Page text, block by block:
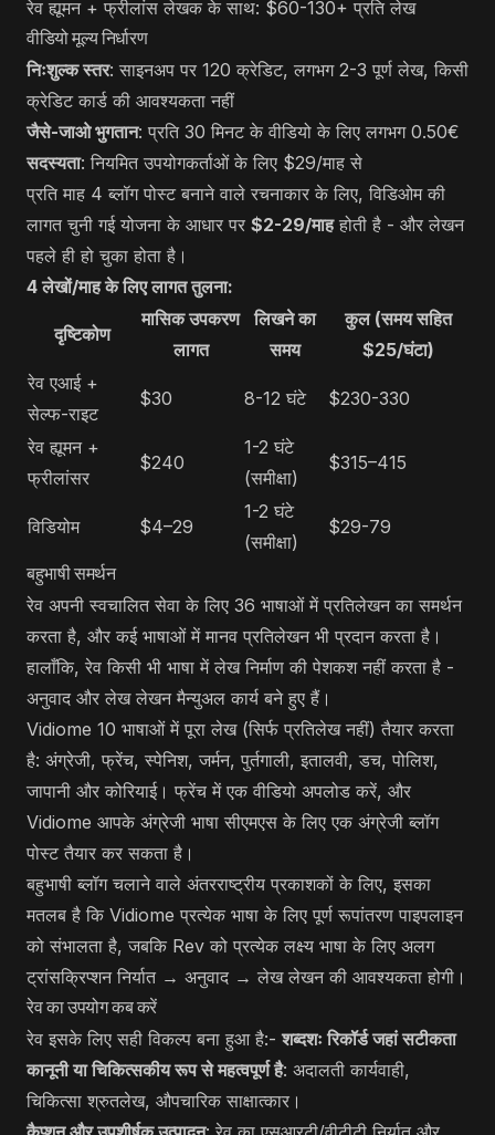
रेव ह्यूमन + फ्रीलांस लेखक के साथ: $60-130+ प्रति लेख
वीडियो मूल्य निर्धारण
निःशुल्क स्तर: साइनअप पर 120 क्रेडिट, लगभग 2-3 पूर्ण लेख, किसी
क्रेडिट कार्ड की आवश्यकता नहीं
जैसे-जाओ भुगतान: प्रति 30 मिनट के वीडियो के लिए लगभग 0.50€
सदस्यता: नियमित उपयोगकर्ताओं के लिए $29/माह से
प्रति माह 4 ब्लॉग पोस्ट बनाने वाले रचनाकार के लिए, विडिओम की
लागत चुनी गई योजना के आधार पर $2-29/माहहोती है - और लेखन
पहले ही हो चुका होता है।
4 लेखों/माह के लिए लागत तुलना:
दृष्टिकोण
मासिक उपकरण
लागत
लिखने का
समय
कुल (समय सहित
$25/घंटा)
रेव एआई +
सेल्फ-राइट
$30 8-12 घंटे $230-330
रेव ह्यूमन +
फ्रीलांसर
$240
1-2 घंटे
(समीक्षा)
$315–415
विडियोम $4–29
1-2 घंटे
(समीक्षा)
$29-79
बहुभाषी समर्थन
रेव अपनी स्वचालित सेवा के लिए 36 भाषाओं में प्रतिलेखन का समर्थन
करता है, और कई भाषाओं में मानव प्रतिलेखन भी प्रदान करता है।
हालाँकि, रेव किसी भी भाषा में लेख निर्माण की पेशकश नहीं करता है -
अनुवाद और लेख लेखन मैन्युअल कार्य बने हुए हैं।
Vidiome 10 भाषाओं में पूरा लेख (सिर्फ प्रतिलेख नहीं) तैयार करता
है: अंग्रेजी, फ्रेंच, स्पेनिश, जर्मन, पुर्तगाली, इतालवी, डच, पोलिश,
जापानी और कोरियाई। फ्रेंच में एक वीडियो अपलोड करें, और
Vidiome आपके अंग्रेजी भाषा सीएमएस के लिए एक अंग्रेजी ब्लॉग
पोस्ट तैयार कर सकता है।
बहुभाषी ब्लॉग चलाने वाले अंतरराष्ट्रीय प्रकाशकों के लिए, इसका
मतलब है कि Vidiome प्रत्येक भाषा के लिए पूर्ण रूपांतरण पाइपलाइन
को संभालता है, जबकि Rev को प्रत्येक लक्ष्य भाषा के लिए अलग
ट्रांसक्रिप्शन निर्यात → अनुवाद → लेख लेखन की आवश्यकता होगी।
रेव का उपयोग कब करें
रेव इसके लिए सही विकल्प बना हुआ है:-शब्दशः रिकॉर्ड जहां सटीकता
कानूनी या चिकित्सकीय रूप से महत्वपूर्ण है: अदालती कार्यवाही,
चिकित्सा श्रुतलेख, औपचारिक साक्षात्कार।